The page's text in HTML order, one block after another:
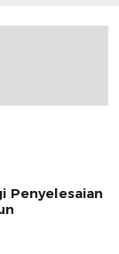
Penyelesaian